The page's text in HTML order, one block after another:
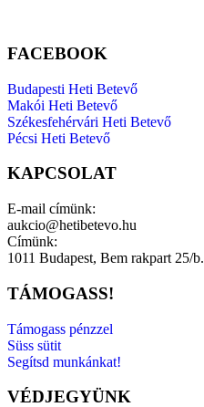
FACEBOOK
Budapesti Heti Betevő
Makói Heti Betevő
Székesfehérvári Heti Betevő
Pécsi Heti Betevő
KAPCSOLAT
E-mail címünk:
aukcio@hetibetevo.hu
Címünk:
1011 Budapest, Bem rakpart 25/b.
TÁMOGASS!
Támogass pénzzel
Süss sütit
Segítsd munkánkat!
VÉDJEGYÜNK